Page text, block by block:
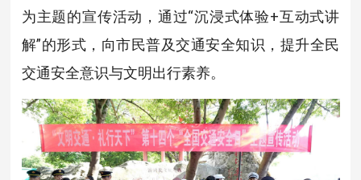
为主题的宣传活动，通过“沉浸式体验+互动式讲
解”的形式，向市民普及交通安全知识，提升全民
交通安全意识与文明出行素养。